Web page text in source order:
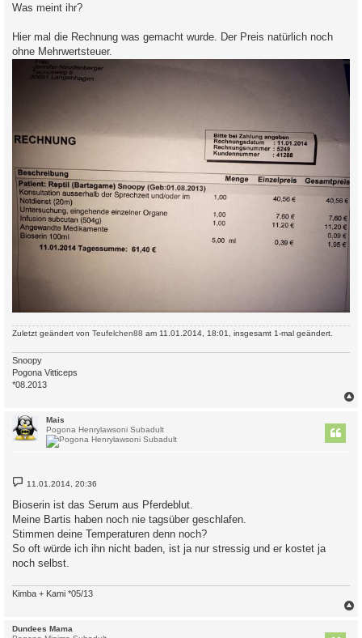
Was meint ihr?
Hier mal die Rechnung was gemacht wurde. Der Preis natürlich noch
ohne Mehrwertsteuer.
Zuletzt geändert von Teufelchen88 am 11.01.2014, 18:01, insgesamt 1-mal geändert.
Snoopy
Pogona Vitticeps
*08.2013
Mais
Pogona Henrylawsoni Subadult
B
e
t
r
a
g
11.01.2014, 20:36
Bioserin ist das Serum aus Pferdeblut.
Meine Bartis haben noch nie tagsüber geschlafen.
Stimmen deine Temperaturen denn noch?
So oft würde ich ihn nicht baden, ist ja nur stressig und er kostet ja
noch selbst.
Kimba + Kami *05/13
Dundees Mama